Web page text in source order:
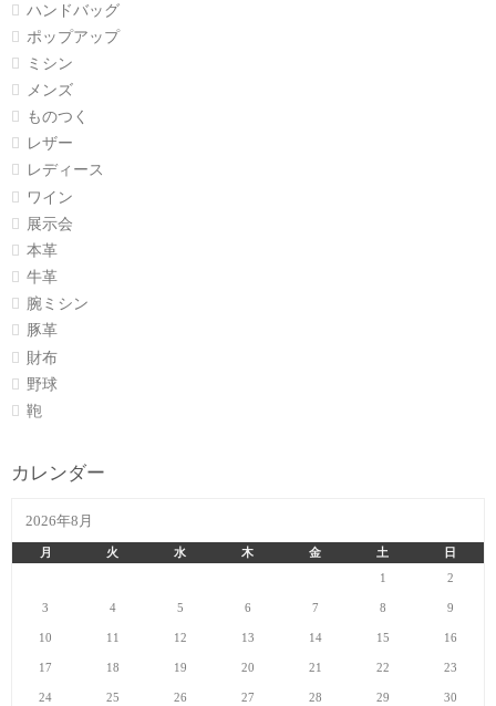
ハンドバッグ
ポップアップ
ミシン
メンズ
ものつく
レザー
レディース
ワイン
展示会
本革
牛革
腕ミシン
豚革
財布
野球
鞄
カレンダー
2026年8月
月 火 水 木 金 土
日
1
2
3 4 5 6 7 8 9
10 11 12 13 14 15 16
17 18 19 20 21 22 23
24 25 26 27 28 29 30